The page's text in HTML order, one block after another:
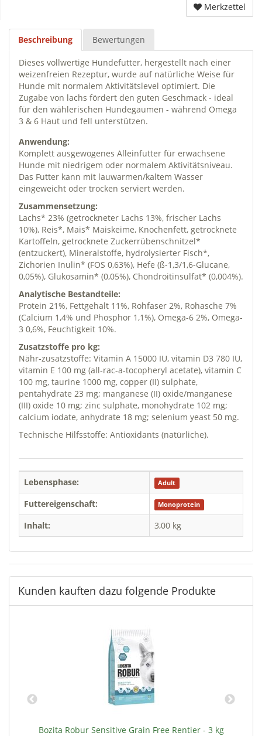
Merkzettel
Beschreibung Bewertungen
Dieses vollwertige Hundefutter, hergestellt nach einer
weizenfreien Rezeptur, wurde auf natürliche Weise für
Hunde mit normalem Aktivitätslevel optimiert. Die
Zugabe von lachs fördert den guten Geschmack - ideal
für den wählerischen Hundegaumen - während Omega
3 & 6 Haut und fell unterstützen.
Anwendung:
Komplett ausgewogenes Alleinfutter für erwachsene
Hunde mit niedrigem oder normalem Aktivitätsniveau.
Das Futter kann mit lauwarmen/kaltem Wasser
eingeweicht oder trocken serviert werden.
Zusammensetzung:
Lachs* 23% (getrockneter Lachs 13%, frischer Lachs
10%), Reis*, Mais* Maiskeime, Knochenfett, getrocknete
Kartoffeln, getrocknete Zuckerrübenschnitzel*
(entzuckert), Mineralstoffe, hydrolysierter Fisch*,
Zichorien Inulin* (FOS 0,63%), Hefe (ß-1,3/1,6-Glucane,
0,05%), Glukosamin* (0,05%), Chondroitinsulfat* (0,004%).
Analytische Bestandteile:
Protein 21%, Fettgehalt 11%, Rohfaser 2%, Rohasche 7%
(Calcium 1,4% und Phosphor 1,1%), Omega-6 2%, Omega-
3 0,6%, Feuchtigkeit 10%.
Zusatzstoffe pro kg:
Nähr-zusatzstoffe: Vitamin A 15000 IU, vitamin D3 780 IU,
vitamin E 100 mg (all-rac-a-tocopheryl acetate), vitamin C
100 mg, taurine 1000 mg, copper (II) sulphate,
pentahydrate 23 mg; manganese (II) oxide/manganese
(III) oxide 10 mg; zinc sulphate, monohydrate 102 mg;
calcium iodate, anhydrate 18 mg; selenium yeast 50 mg.
Technische Hilfsstoffe: Antioxidants (natürliche).
Lebensphase: Adult
Futtereigenschaft: Monoprotein
Inhalt: 3,00 kg
Kunden kauften dazu folgende Produkte
Bozita Robur Sensitive Grain Free Rentier - 3 kg